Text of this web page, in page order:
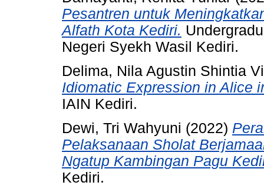
Pesantren untuk
Alfath Kota Kediri.
Negeri Syekh Wasil Kediri.
Delima, Nila Agustin Shintia
Idiomatic Expression in Alice
IAIN Kediri.
Dewi, Tri Wahyuni (2022)
Pelaksanaan Sholat
Ngatup Kambingan Pagu
Kediri.